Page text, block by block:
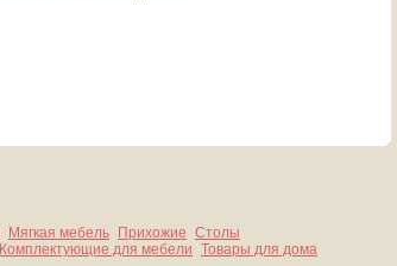
Мягкая мебель Прихожие Столы
Комплектующие для мебели Товары для дома